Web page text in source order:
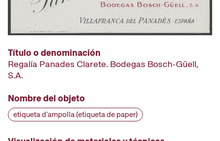
Título o denominación
Regalía Panades Clarete. Bodegas Bosch-Güell,
S.A.
Nombre del objeto
etiqueta d'ampolla (etiqueta de paper)